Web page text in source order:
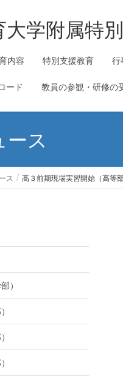
大学附属特
内容 特別支援教育 行
ード 教員の参観・研修の
ース
ス 高３前期現場実習開始（高等部
）